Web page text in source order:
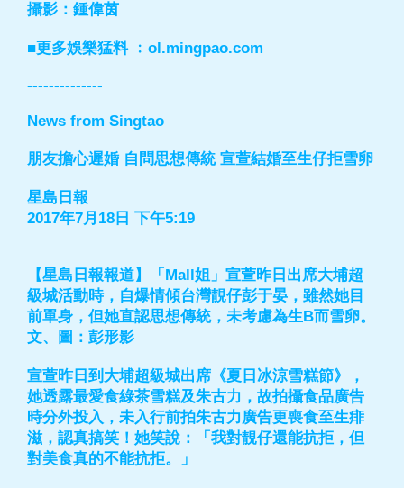
攝影：鍾偉茵
■更多娛樂猛料 ﹕ol.mingpao.com
--------------
News from Singtao
朋友擔心遲婚 自問思想傳統 宣萱結婚至生仔拒雪卵
星島日報
2017年7月18日 下午5:19
【星島日報報道】「Mall姐」宣萱昨日出席大埔超
級城活動時，自爆情傾台灣靚仔彭于晏，雖然她目
前單身，但她直認思想傳統，未考慮為生B而雪卵。
文、圖：彭形影
宣萱昨日到大埔超級城出席《夏日冰涼雪糕節》，
她透露最愛食綠茶雪糕及朱古力，故拍攝食品廣告
時分外投入，未入行前拍朱古力廣告更喪食至生痱
滋，認真搞笑！她笑說：「我對靚仔還能抗拒，但
對美食真的不能抗拒。」